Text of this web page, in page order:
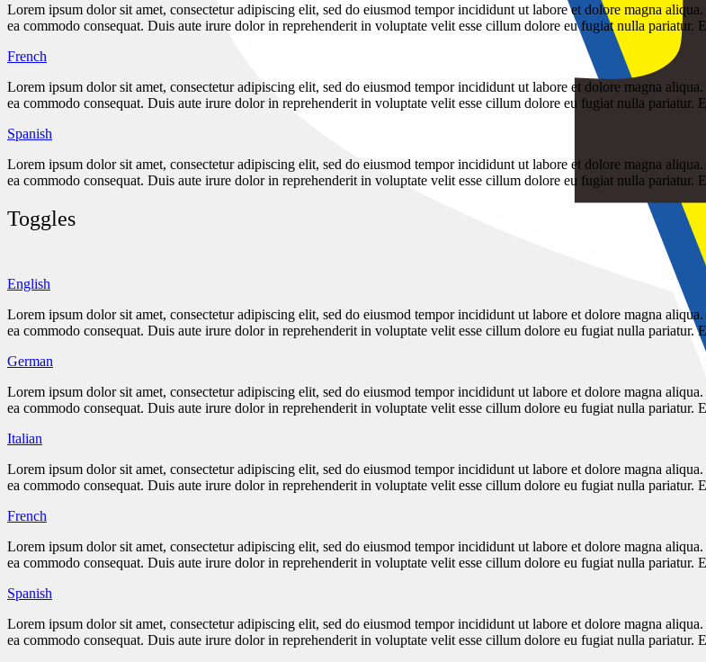
Lorem ipsum dolor sit amet, consectetur adipiscing elit, sed do eiusmod tempor incididunt ut labore et dolore magna
ea commodo consequat. Duis aute irure dolor in reprehenderit in voluptate velit esse cillum dolore eu fugiat nulla pariatur.
French
Lorem ipsum dolor sit amet, consectetur adipiscing elit, sed do eiusmod tempor incididunt ut labore et dolore magna
ea commodo consequat. Duis aute irure dolor in reprehenderit in voluptate velit esse cillum dolore eu fugiat nulla pariatur.
Spanish
Lorem ipsum dolor sit amet, consectetur adipiscing elit, sed do eiusmod tempor incididunt ut labore et dolore magna
ea commodo consequat. Duis aute irure dolor in reprehenderit in voluptate velit esse cillum dolore eu fugiat nulla pariatur.
Toggles
English
Lorem ipsum dolor sit amet, consectetur adipiscing elit, sed do eiusmod tempor incididunt ut labore et dolore magna
ea commodo consequat. Duis aute irure dolor in reprehenderit in voluptate velit esse cillum dolore eu fugiat nulla pariatur.
German
Lorem ipsum dolor sit amet, consectetur adipiscing elit, sed do eiusmod tempor incididunt ut labore et dolore magna
ea commodo consequat. Duis aute irure dolor in reprehenderit in voluptate velit esse cillum dolore eu fugiat nulla pariatur.
Italian
Lorem ipsum dolor sit amet, consectetur adipiscing elit, sed do eiusmod tempor incididunt ut labore et dolore magna
ea commodo consequat. Duis aute irure dolor in reprehenderit in voluptate velit esse cillum dolore eu fugiat nulla pariatur.
French
Lorem ipsum dolor sit amet, consectetur adipiscing elit, sed do eiusmod tempor incididunt ut labore et dolore magna
ea commodo consequat. Duis aute irure dolor in reprehenderit in voluptate velit esse cillum dolore eu fugiat nulla pariatur.
Spanish
Lorem ipsum dolor sit amet, consectetur adipiscing elit, sed do eiusmod tempor incididunt ut labore et dolore magna
ea commodo consequat. Duis aute irure dolor in reprehenderit in voluptate velit esse cillum dolore eu fugiat nulla pariatur.